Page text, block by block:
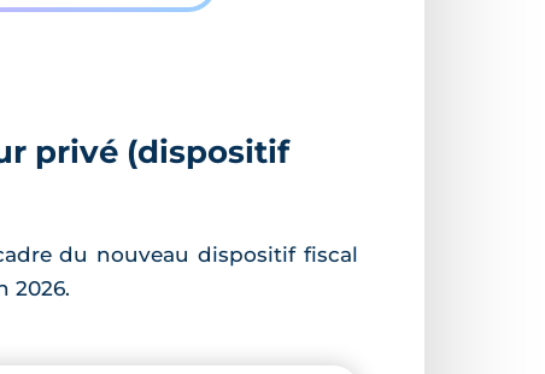
privé (dispositif
du nouveau dispositif fiscal
2026.